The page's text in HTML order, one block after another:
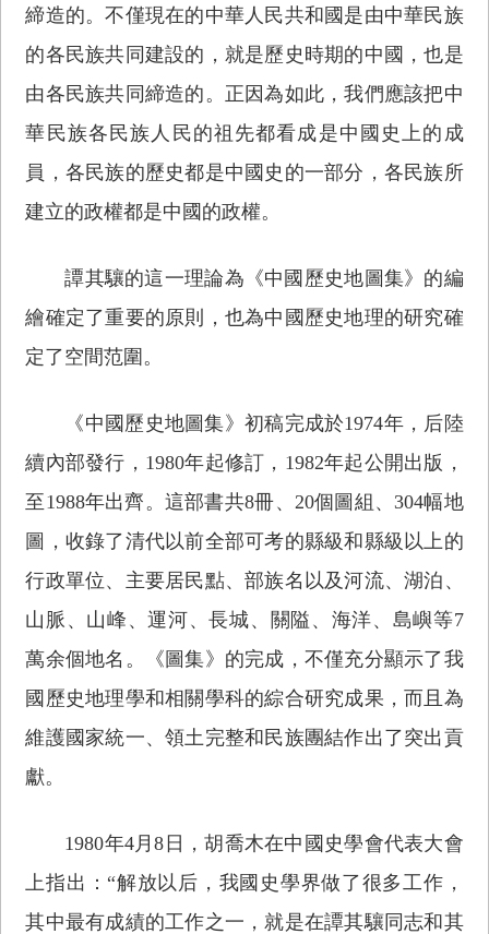
締造的。不僅現在的中華人民共和國是由中華民族
的各民族共同建設的，就是歷史時期的中國，也是
由各民族共同締造的。正因為如此，我們應該把中
華民族各民族人民的祖先都看成是中國史上的成
員，各民族的歷史都是中國史的一部分，各民族所
建立的政權都是中國的政權。
譚其驤的這一理論為《中國歷史地圖集》的編
繪確定了重要的原則，也為中國歷史地理的研究確
定了空間范圍。
《中國歷史地圖集》初稿完成於1974年，后陸
續內部發行，1980年起修訂，1982年起公開出版，
至1988年出齊。這部書共8冊、20個圖組、304幅地
圖，收錄了清代以前全部可考的縣級和縣級以上的
行政單位、主要居民點、部族名以及河流、湖泊、
山脈、山峰、運河、長城、關隘、海洋、島嶼等7
萬余個地名。《圖集》的完成，不僅充分顯示了我
國歷史地理學和相關學科的綜合研究成果，而且為
維護國家統一、領土完整和民族團結作出了突出貢
獻。
1980年4月8日，胡喬木在中國史學會代表大會
上指出：“解放以后，我國史學界做了很多工作，
其中最有成績的工作之一，就是在譚其驤同志和其